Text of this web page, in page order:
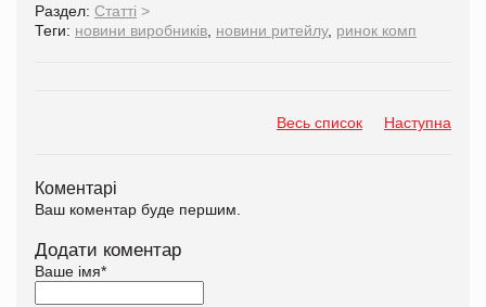
Раздел: Статті >
Теги: новини виробників новини ритейлу, ринок комп
Весь список Наступна
Коментарі
Ваш коментар буде першим.
Додати коментар
Ваше імя*